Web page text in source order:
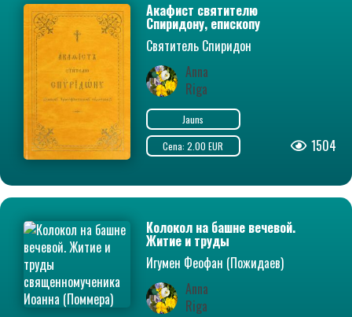
Акафист святителю
Спиридону, епископу
Тримифунтскому, чудотворцу
Святитель Спиридон
Тримифунтский
Anna
Riga
Jauns
Cena: 2.00 EUR
1504
Колокол на башне вечевой.
Житие и труды
священномученика Иоанна
(Поммера)
Игумен Феофан (Пожидаев)
Anna
Riga